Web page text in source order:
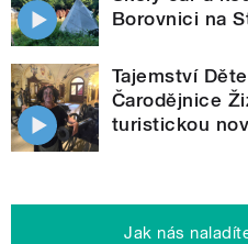
Borovnici na
Tajemství
Čarodějnice
turistickou
Jak nás